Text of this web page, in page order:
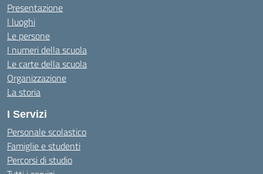
Presentazione
I luoghi
Le persone
I numeri della scuola
Le carte della scuola
Organizzazione
La storia
I Servizi
Personale scolastico
Famiglie e studenti
Percorsi di studio